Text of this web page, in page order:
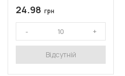
24.98 грн
Відсутній